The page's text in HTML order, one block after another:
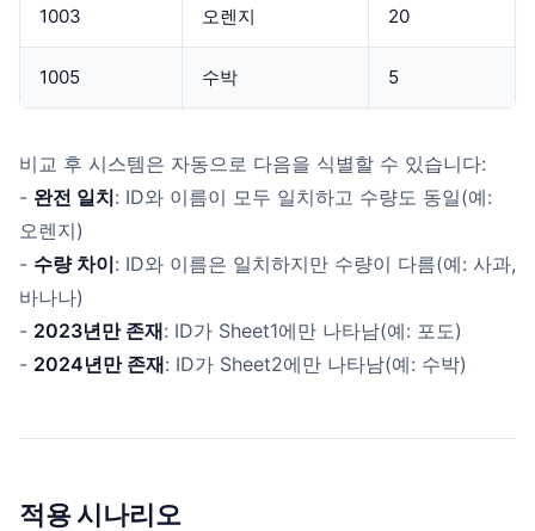
1003 오렌지 20
1005 수박 5
비교 후 시스템은 자동으로 다음을 식별할 수 있습니다:
- 완전 일치: ID와 이름이 모두 일치하고 수량도 동일(예:
오렌지)
- 수량 차이: ID와 이름은 일치하지만 수량이 다름(예: 사과,
바나나)
- 2023년만 존재: ID가 Sheet1에만 나타남(예: 포도)
- 2024년만 존재: ID가 Sheet2에만 나타남(예: 수박)
적용 시나리오